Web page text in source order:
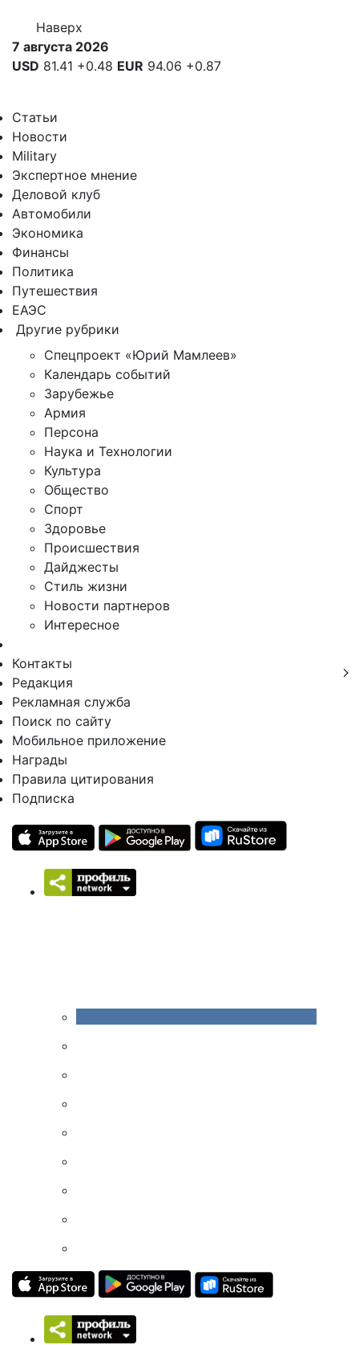
Наверх
7 августа 2026
USD 81.41 +0.48 EUR 94.06 +0.87
Статьи
Новости
Military
Экспертное мнение
Деловой клуб
Автомобили
Экономика
Финансы
Политика
Путешествия
ЕАЭС
Другие рубрики
Спецпроект «Юрий Мамлеев»
Календарь событий
Зарубежье
Армия
Персона
Наука и Технологии
Культура
Общество
Спорт
Здоровье
Происшествия
Дайджесты
Стиль жизни
Новости партнеров
Интересное
Контакты
Редакция
Рекламная служба
Поиск по сайту
Мобильное приложение
Награды
Правила цитирования
Подписка